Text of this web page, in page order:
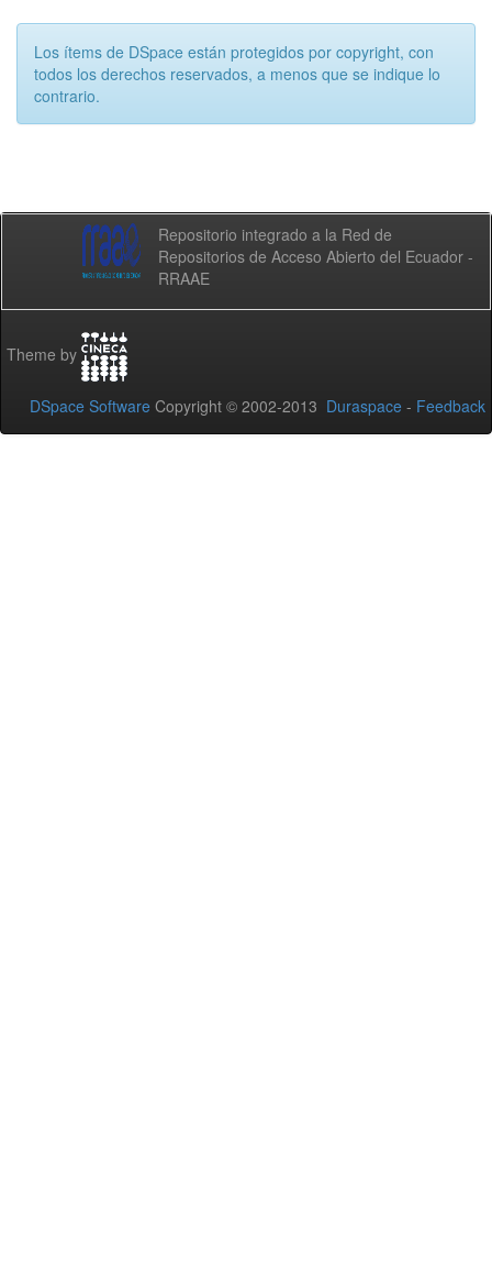
Los ítems de DSpace están protegidos por copyright, con
todos los derechos reservados, a menos que se indique lo
contrario.
Repositorio integrado a la Red de
Repositorios de Acceso Abierto del Ecuador -
RRAAE
Theme by
DSpace Software Copyright © 2002-2013 Duraspace - Feedback